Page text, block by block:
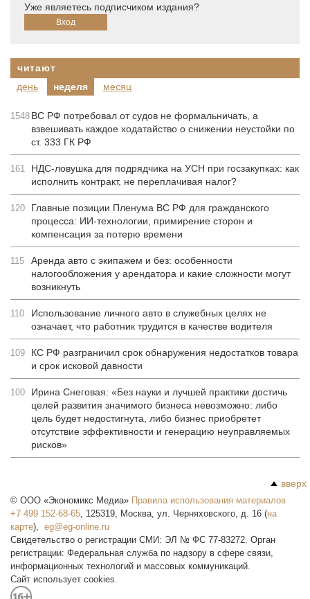
Уже являетесь подписчиком издания?
читают
день
неделя месяц
1548 ВС РФ потребовал от судов не формальничать, а
взвешивать каждое ходатайство о снижении неустойки по
ст. 333 ГК РФ
161
НДС-ловушка для подрядчика на УСН при госзакупках: как
исполнить контракт, не переплачивая налог?
120
Главные позиции Пленума ВС РФ для гражданского
процесса: ИИ-технологии, примирение сторон и
компенсация за потерю времени
115
Аренда авто с экипажем и без: особенности
налогообложения у арендатора и какие сложности могут
возникнуть
110
Использование личного авто в служебных целях не
означает, что работник трудится в качестве водителя
109
КС РФ разграничил срок обнаружения недостатков товара
и срок исковой давности
100
Ирина Снеговая: «Без науки и лучшей практики достичь
целей развития значимого бизнеса невозможно: либо
цель будет недостигнута, либо бизнес приобретет
отсутствие эффективности и генерацию неуправляемых
рисков»
вверх
© ООО «Экономикс Медиа» Правила использования материалов
+7 499 152-68-65 125319 Москва ул. Черняховского, д. 16 (на
карте),
Свидетельство о регистрации СМИ: ЭЛ № ФС 77-83272. Орган
регистрации: Федеральная служба по надзору в сфере связи,
информационных технологий и массовых коммуникаций.
Сайт использует cookies.